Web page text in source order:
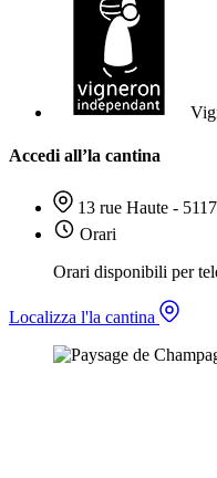
Accedi all’la cantina
13 rue Haute -
Orari
Orari disponibili per
Localizza l'la cantina